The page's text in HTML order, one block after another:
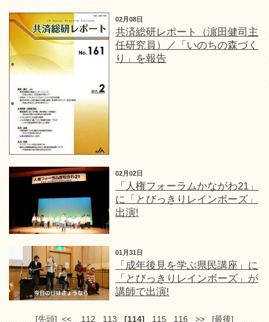
02月08日
共済総研レポート（濵田健司主
任研究員）／「いのちの森づく
り」を報告
02月02日
「人権フォーラムかながわ21」
に「とびっきりレインボーズ」
出演!
01月31日
「成年後見を学ぶ県民講座」に
「とびっきりレインボーズ」が
講師で出演!
[先頭] << 112 113 [114] 115 116 >> [最後]